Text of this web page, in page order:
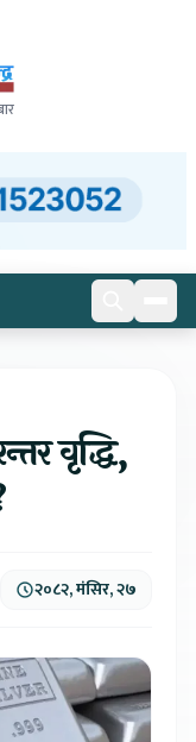
वृद्धि,
२०८२, मंसिर, २७